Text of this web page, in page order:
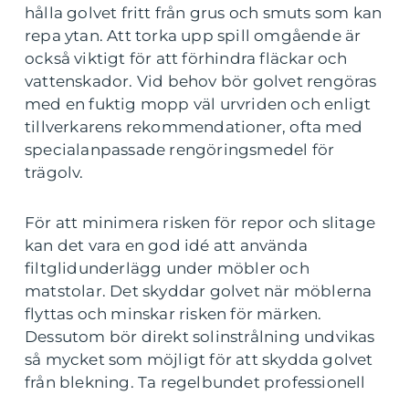
hålla golvet fritt från grus och smuts som kan
repa ytan. Att torka upp spill omgående är
också viktigt för att förhindra fläckar och
vattenskador. Vid behov bör golvet rengöras
med en fuktig mopp väl urvriden och enligt
tillverkarens rekommendationer, ofta med
specialanpassade rengöringsmedel för
trägolv.
För att minimera risken för repor och slitage
kan det vara en god idé att använda
filtglidunderlägg under möbler och
matstolar. Det skyddar golvet när möblerna
flyttas och minskar risken för märken.
Dessutom bör direkt solinstrålning undvikas
så mycket som möjligt för att skydda golvet
från blekning. Ta regelbundet professionell